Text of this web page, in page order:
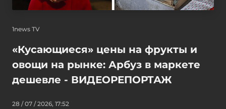
1news TV
«Кусающиеся» цены на фрукты и
овощи на рынке: Арбуз в маркете
дешевле - ВИДЕОРЕПОРТАЖ
28 / 07 / 2026, 17:52